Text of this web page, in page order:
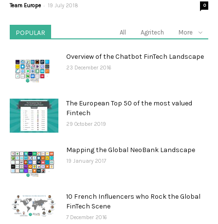
Team Europe - 19 July 2018 0
POPULAR All Agritech More
Overview of the Chatbot FinTech Landscape
23 December 2016
The European Top 50 of the most valued
Fintech
29 October 2019
Mapping the Global NeoBank Landscape
19 January 2017
10 French Influencers who Rock the Global
FinTech Scene
7 December 2016